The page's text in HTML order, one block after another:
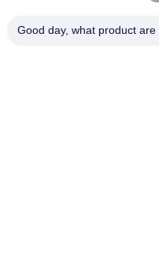
Good day, what product